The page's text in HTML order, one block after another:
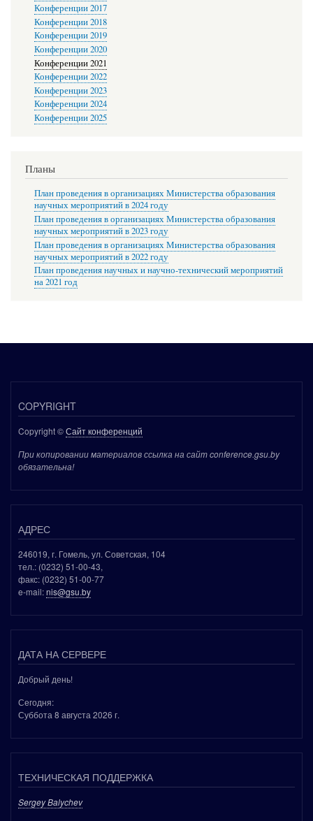
Конференции 2017
Конференции 2018
Конференции 2019
Конференции 2020
Конференции 2021
Конференции 2022
Конференции 2023
Конференции 2024
Конференции 2025
Планы
План проведения в организациях Министерства образования
научных мероприятий в 2024 году
План проведения в организациях Министерства образования
научных мероприятий в 2023 году
План проведения в организациях Министерства образования
научных мероприятий в 2022 году
План проведения научных и научно-технический мероприятий
на 2021 год
COPYRIGHT
Copyright ©Сайт конференций
При копировании материалов ссылка на сайт conference.gsu.by
обязательна!
АДРЕС
246019, г. Гомель, ул. Советская, 104
тел.: (0232) 51-00-43,
факс: (0232) 51-00-77
e-mail:nis@gsu.by
ДАТА НА СЕРВЕРЕ
Добрый день!
Сегодня:
Суббота 8 августа 2026 г.
ТЕХНИЧЕСКАЯ ПОДДЕРЖКА
Sergey Balychev